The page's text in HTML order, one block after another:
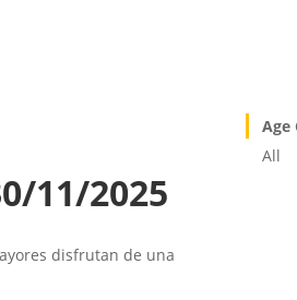
11/2025
disfrutan de una
Age
All